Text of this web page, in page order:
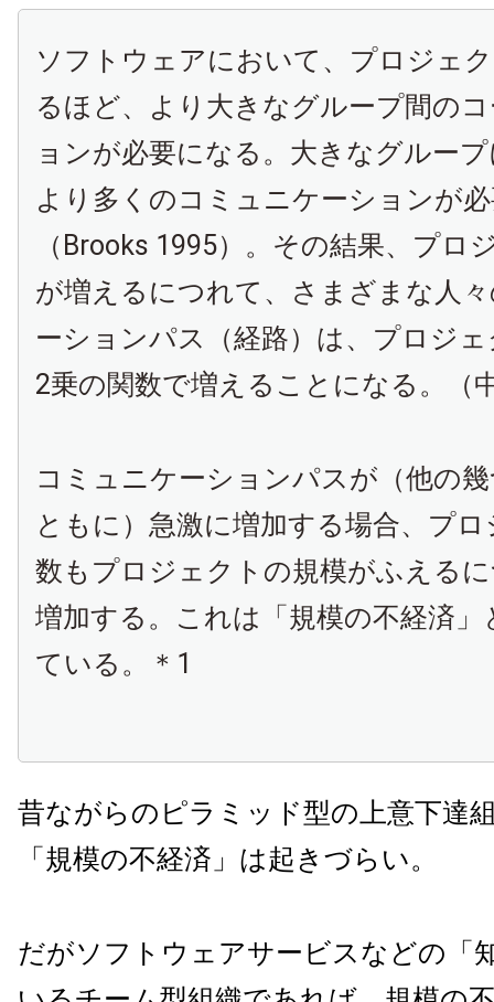
ソフトウェアにおいて、プロジェ
るほど、より大きなグループ間の
ョンが必要になる。大きなグルー
より多くのコミュニケーションが
（Brooks 1995）。その結果、プロ
が増えるにつれて、さまざまな人
ーションパス（経路）は、プロジ
2乗の関数で増えることになる。（
コミュニケーションパスが（他の
ともに）急激に増加する場合、プ
数もプロジェクトの規模がふえる
増加する。これは「規模の不経済
ている。＊1
昔ながらのピラミッド型の上意下達
「規模の不経済」は起きづらい。
だがソフトウェアサービスなどの「